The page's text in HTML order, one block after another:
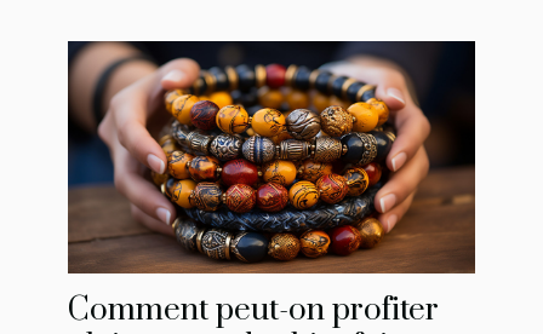
Comment peut-on profiter